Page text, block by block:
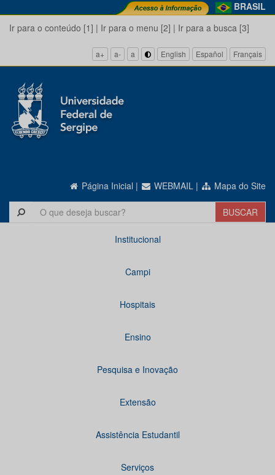
BRASIL
Ir para o conteúdo [1] | Ir para o menu [2] | Ir para a busca [3]
a+ a- a English Español Français
Página Inicial | WEBMAIL | Mapa do Site
Institucional
Campi
Hospitais
Ensino
Pesquisa e Inovação
Extensão
Assistência Estudantil
Serviços